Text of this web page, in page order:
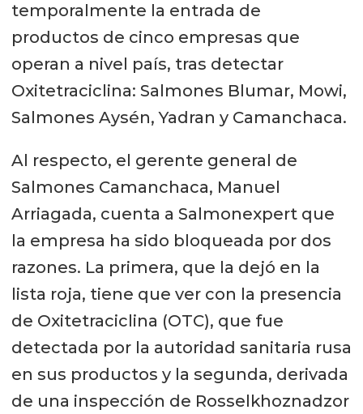
temporalmente la entrada de
productos de cinco empresas que
operan a nivel país, tras detectar
Oxitetraciclina: Salmones Blumar, Mowi,
Salmones Aysén, Yadran y Camanchaca.
Al respecto, el gerente general de
Salmones Camanchaca, Manuel
Arriagada, cuenta a Salmonexpert que
la empresa ha sido bloqueada por dos
razones. La primera, que la dejó en la
lista roja, tiene que ver con la presencia
de Oxitetraciclina (OTC), que fue
detectada por la autoridad sanitaria rusa
en sus productos y la segunda, derivada
de una inspección de Rosselkhoznadzor